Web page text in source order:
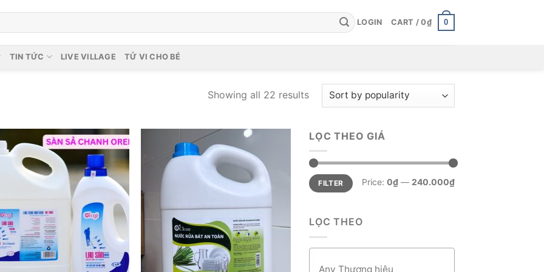
LOGIN CART /0₫ 0
TIN TỨC LIVE VILLAGE TỬ VI CHO BÉ
Showing all 22 results
LỌC THEO GIÁ
Min
price
Max
priceFILTER Price: 0₫ — 240.000₫
LỌC THEO